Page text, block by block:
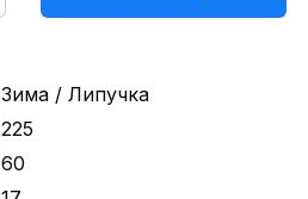
Зима / Липучка
225
60